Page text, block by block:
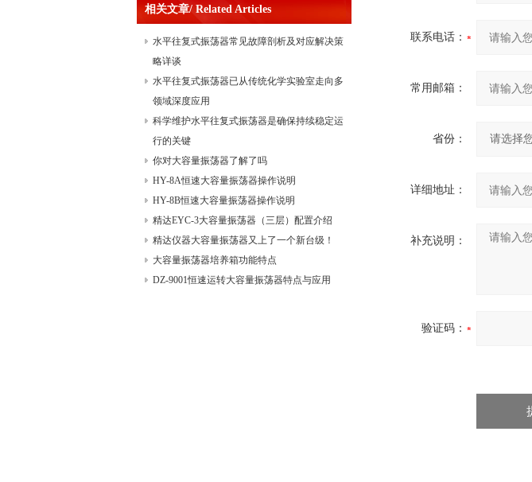
相关文章/ Related Articles
水平往复式振荡器常见故障剖析及对应解决策
略详谈
水平往复式振荡器已从传统化学实验室走向多
领域深度应用
科学维护水平往复式振荡器是确保持续稳定运
行的关键
你对大容量振荡器了解了吗
HY-8A恒速大容量振荡器操作说明
HY-8B恒速大容量振荡器操作说明
精达EYC-3大容量振荡器（三层）配置介绍
精达仪器大容量振荡器又上了一个新台级！
大容量振荡器培养箱功能特点
DZ-9001恒速运转大容量振荡器特点与应用
联系电话：
常用邮箱：
省份：
详细地址：
补充说明：
验证码：